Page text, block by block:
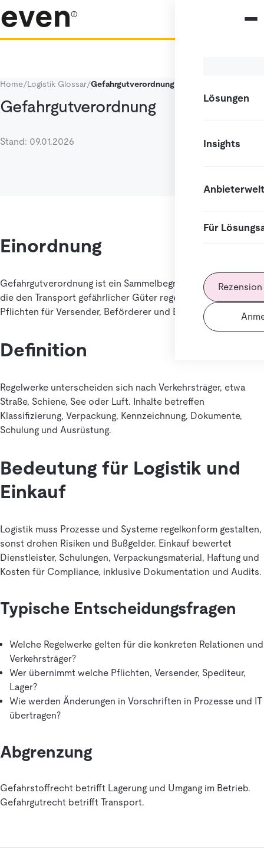
Lösungen
Insights
Anbieterwelt
Für
Home/Logistik Glossar/Gefahrgutverordnung
Gefahrgutverordnung
Stand: 09.01.2026
Einordnung
Gefahrgutverordnung ist ein Sammelbegriff für Regelwerke,
die den Transport gefährlicher Güter regeln. Sie definieren
Pflichten für Versender, Beförderer und Empfänger.
Definition
Regelwerke unterscheiden sich nach Verkehrsträger, etwa
Straße, Schiene, See oder Luft. Inhalte betreffen
Klassifizierung, Verpackung, Kennzeichnung, Dokumente,
Schulung und Ausrüstung.
Bedeutung für Logistik und
Einkauf
Logistik muss Prozesse und Systeme regelkonform gestalten,
sonst drohen Risiken und Bußgelder. Einkauf bewertet
Dienstleister, Schulungen, Verpackungsmaterial, Haftung und
Kosten für Compliance, inklusive Dokumentation und Audits.
Typische Entscheidungsfragen
Welche Regelwerke gelten für die konkreten Relationen und
Verkehrsträger?
Wer übernimmt welche Pflichten, Versender, Spediteur,
Lager?
Wie werden Änderungen in Vorschriften in Prozesse und IT
übertragen?
Abgrenzung
Gefahrstoffrecht betrifft Lagerung und Umgang im Betrieb.
Gefahrgutrecht betrifft Transport.